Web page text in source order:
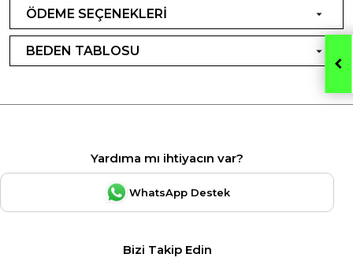
ÖDEME SEÇENEKLERİ
BEDEN TABLOSU
Yardıma mı ihtiyacın var?
WhatsApp Destek
Bizi Takip Edin